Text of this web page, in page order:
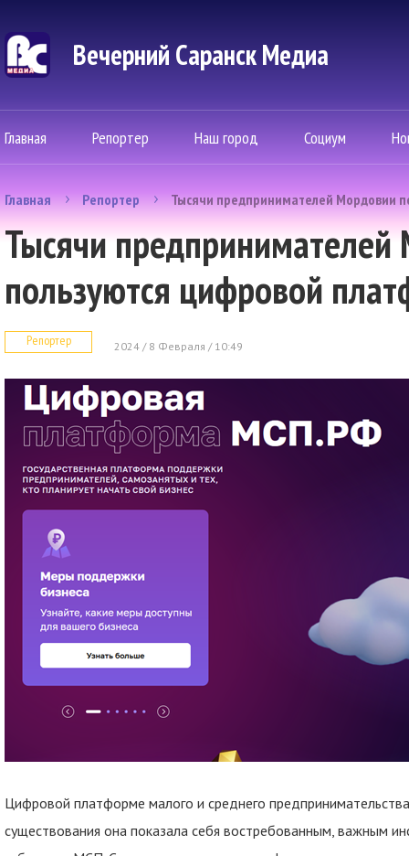
Вечерний Саранск Mедиа
Главная Репортер Наш город Социум
Главная Репортер Тысячи предпринимателей Мордовии
Тысячи
пользуются цифровой
Репортер 2024 / 8 Февраля / 10:49
Цифровой платформе малого и среднего
существования она показала себя востребованным, важным